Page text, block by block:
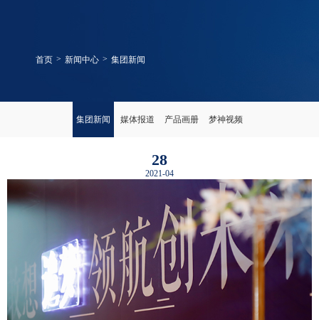
首页 > 新闻中心 > 集团新闻
集团新闻 媒体报道 产品画册 梦神视频
28
2021-04